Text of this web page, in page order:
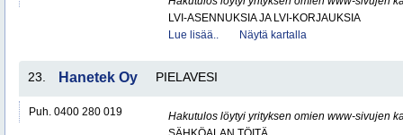
LVI-ASENNUKSIA JA LVI-KORJAUKSIA
Lue lisää..
Näytä kartalla
23. Hanetek Oy PIELAVESI
Puh. 0400 280 019
Hakutulos löytyi yrityksen omien www-sivujen